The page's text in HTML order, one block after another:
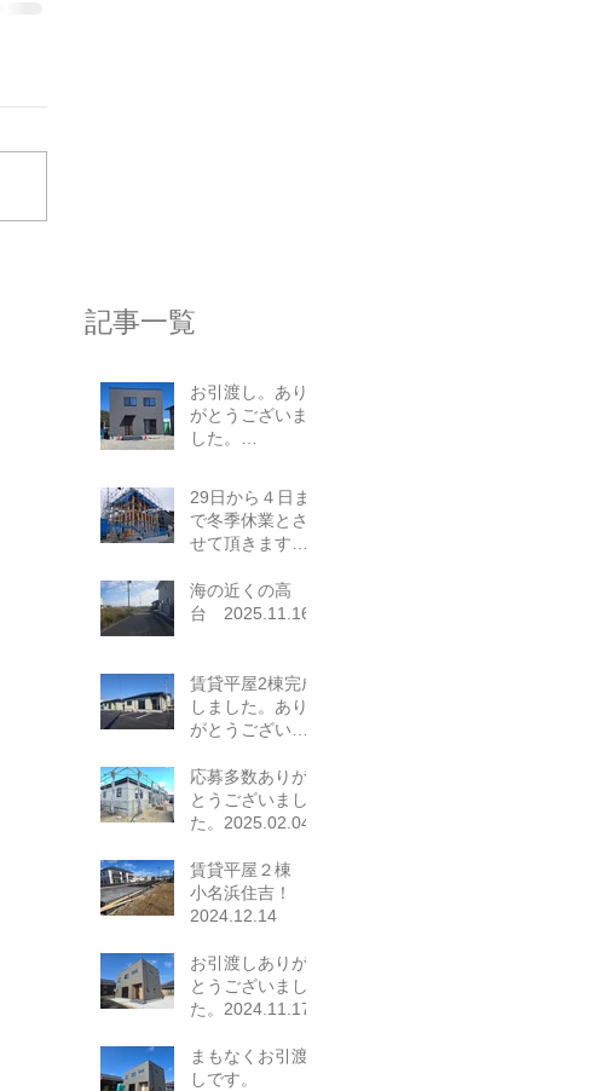
記事一覧
お引渡し。あり
がとうございま
した。
29日から４日ま
で冬季休業とさ
せて頂きます。
うございまし
た。2025.12.26
海の近くの高
台 2025.11.16
賃貸平屋2棟完成
しました。あり
がとうございま
2025.03.23
応募多数ありが
とうございまし
た。2025.02.04
賃貸平屋２棟
小名浜住吉！
2024.12.14
お引渡しありが
とうございまし
た。2024.11.17
まもなくお引渡
しです。